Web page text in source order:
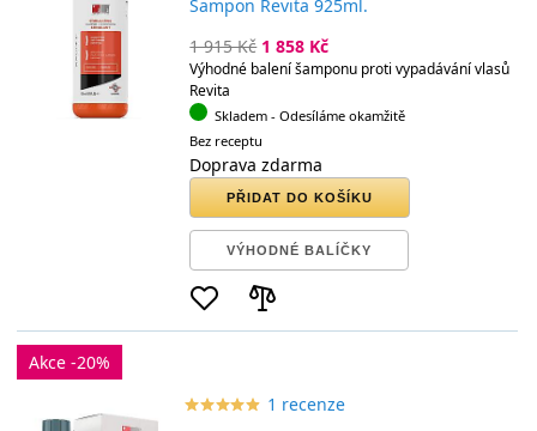
Šampon Revita 925ml.
1 915 Kč 1 858 Kč
Výhodné balení šamponu proti vypadávání vlasů
Revita
Skladem - Odesíláme okamžitě
Bez receptu
Doprava zdarma
PŘIDAT DO KOŠÍKU
VÝHODNÉ BALÍČKY
Akce -20%
star_borderstar_borderstar_borderstar_borderstar_border
starstarstarstarstar 1 recenze